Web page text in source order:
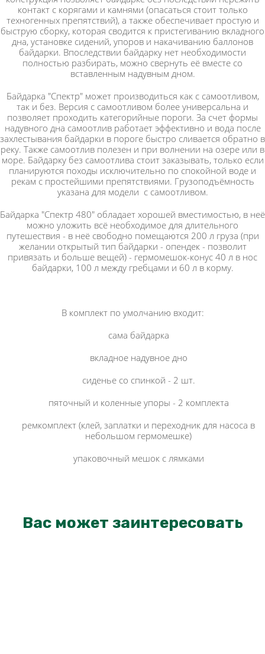
контакт с корягами и камнями (опасаться стоит только
техногенных препятствий), а также обеспечивает простую и
быструю сборку, которая сводится к пристегиванию вкладного
дна, установке сидений, упоров и накачиванию баллонов
байдарки. Впоследствии байдарку нет необходимости
полностью разбирать, можно свернуть её вместе со
вставленным надувным дном.
Байдарка "Спектр" может производиться как с самоотливом,
так и без. Версия с самоотливом более универсальна и
позволяет проходить категорийные пороги. За счет формы
надувного дна самоотлив работает эффективно и вода после
захлестывания байдарки в пороге быстро сливается обратно в
реку. Также самоотлив полезен и при волнении на озере или в
море. Байдарку без самоотлива стоит заказывать, только если
планируются походы исключительно по спокойной воде и
рекам с простейшими препятствиями. Грузоподъёмность
указана для модели с самоотливом.
Байдарка "Спектр 480" обладает хорошей вместимостью, в неё
можно уложить всё необходимое для длительного
путешествия - в неё свободно помещаются 200 л груза (при
желании открытый тип байдарки - опендек - позволит
привязать и больше вещей) - гермомешок-конус 40 л в нос
байдарки, 100 л между гребцами и 60 л в корму.
В комплект по умолчанию входит:
сама байдарка
вкладное надувное дно
сиденье со спинкой - 2 шт.
пяточный и коленные упоры - 2 комплекта
ремкомплект (клей, заплатки и переходник для насоса в
небольшом гермомешке)
упаковочный мешок с лямками
Вас может заинтересовать